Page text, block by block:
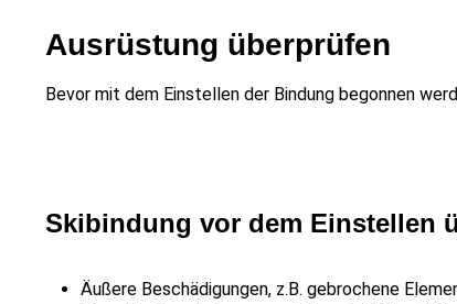
Ausrüstung überprüfen
Bevor mit dem Einstellen der Bindung begonnen
Skibindung vor dem Einstellen
Äußere Beschädigungen, z.B. gebrochene